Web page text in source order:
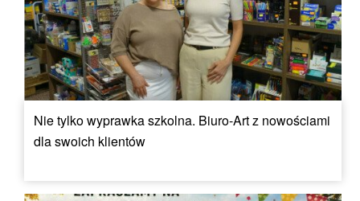
Nie tylko wyprawka szkolna. Biuro-Art z nowościami
dla swoich klientów